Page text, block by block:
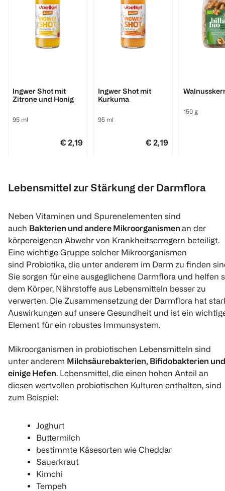
Ingwer Shot mit
Zitrone und Honig
95 ml
€ 2,19
Ingwer Shot mit
Kurkuma
95 ml
€ 2,19
150 g
Billa Bio
Mandeln
200 g
€ 2,99
1 kg 14,95
Click & Collect
Billa Bio
Studentenfutter
500 g
€ 6,99
1 kg 13,98
1
Quantity: 1
ALNATURA
Chia Samen
Lebensmittel zur Stärkung der Darmflora
Neben Vitaminen und Spurenelementen sind
auch Bakterien und andere Mikroorganismen an der
körpereigenen Abwehr von Krankheitserregern beteiligt.
Eine wichtige Gruppe solcher Mikroorganismen
sind Probiotika, die unter anderem im Darm zu finden
Sie sorgen für eine ausgeglichene Darmflora und helfen
dem Körper, Nährstoffe aus Lebensmitteln besser zu
verwerten. Die Zusammensetzung der Darmflora hat
Auswirkungen auf unsere Gesundheit und ist ein
Element für ein robustes Immunsystem.
Mikroorganismen in probiotischen Lebensmitteln sind
unter anderem Milchsäurebakterien, Bifidobakterien und
einige Hefen. Lebensmittel, die einen hohen Anteil an
diesen wertvollen probiotischen Kulturen enthalten, sind
zum Beispiel:
Joghurt
Buttermilch
bestimmte Käsesorten wie Cheddar
Sauerkraut
Kimchi
Tempeh